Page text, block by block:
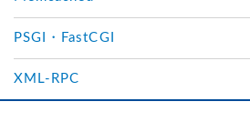
PSGI・FastCGI
XML-RPC